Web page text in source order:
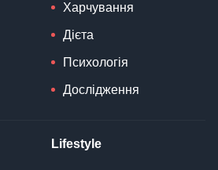
Харчування
Дієта
Психологія
Дослідження
Lifestyle